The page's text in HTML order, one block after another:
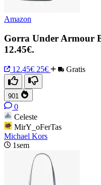
Amazon
Gorra Under Armour
12.45€.
12.45€ 25€ Gratis
901
0
Celeste
MirY_oFerTas
Michael Kors
1sem